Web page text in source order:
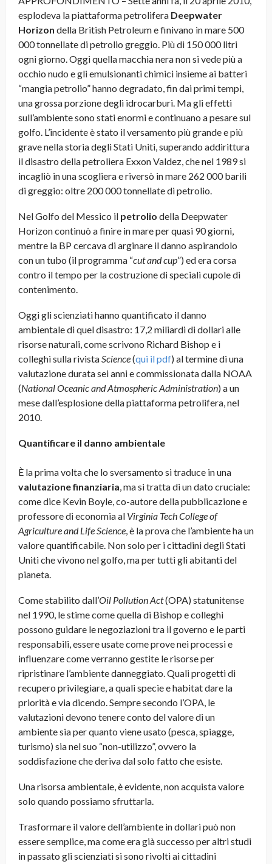
esplodeva la piattaforma petrolifera Deepwater
Horizon della British Petroleum e finivano in mare 500
000 tonnellate di petrolio greggio. Più di 150 000 litri
ogni giorno. Oggi quella macchia nera non si vede più a
occhio nudo e gli emulsionanti chimici insieme ai batteri
“mangia petrolio” hanno degradato, fin dai primi tempi,
una grossa porzione degli idrocarburi. Ma gli effetti
sull’ambiente sono stati enormi e continuano a pesare sul
golfo. L’incidente è stato il versamento più grande e più
grave nella storia degli Stati Uniti, superando addirittura
il disastro della petroliera Exxon Valdez, che nel 1989 si
incagliò in una scogliera e riversò in mare 262 000 barili
di greggio: oltre 200 000 tonnellate di petrolio.
Nel Golfo del Messico il petrolio della Deepwater
Horizon continuò a finire in mare per quasi 90 giorni,
mentre la BP cercava di arginare il danno aspirandolo
con un tubo (il programma “cut and cup”) ed era corsa
contro il tempo per la costruzione di speciali cupole di
contenimento.
Oggi gli scienziati hanno quantificato il danno
ambientale di quel disastro: 17,2 miliardi di dollari alle
risorse naturali, come scrivono Richard Bishop e i
colleghi sulla rivistaScience(qui il pdf) al termine di una
valutazione durata sei anni e commissionata dalla NOAA
(National Oceanic and Atmospheric Administration) a un
mese dall’esplosione della piattaforma petrolifera, nel
2010.
Quantificare il danno ambientale
È la prima volta che lo sversamento si traduce in una
valutazione finanziaria, ma si tratta di un dato cruciale:
come dice Kevin Boyle, co-autore della pubblicazione e
professore di economia al Virginia Tech College of
Agriculture and Life Science, è la prova che l’ambiente ha un
valore quantificabile. Non solo per i cittadini degli Stati
Uniti che vivono nel golfo, ma per tutti gli abitanti del
pianeta.
Come stabilito dall’Oil Pollution Act(OPA) statunitense
nel 1990, le stime come quella di Bishop e colleghi
possono guidare le negoziazioni tra il governo e le parti
responsabili, essere usate come prove nei processi e
influenzare come verranno gestite le risorse per
ripristinare l’ambiente danneggiato. Quali progetti di
recupero privilegiare, a quali specie e habitat dare la
priorità e via dicendo. Sempre secondo l’OPA, le
valutazioni devono tenere conto del valore di un
ambiente sia per quanto viene usato (pesca, spiagge,
turismo) sia nel suo “non-utilizzo”, ovvero la
soddisfazione che deriva dal solo fatto che esiste.
Una risorsa ambientale, è evidente, non acquista valore
solo quando possiamo sfruttarla.
Trasformare il valore dell’ambiente in dollari può non
essere semplice, ma come era già successo per altri studi
in passato gli scienziati si sono rivolti ai cittadini